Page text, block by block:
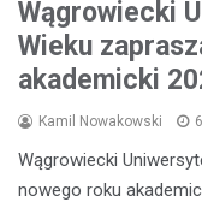
Wągrowiecki
Wieku
akademicki
Kamil Nowakowski
Wągrowiecki
nowego roku